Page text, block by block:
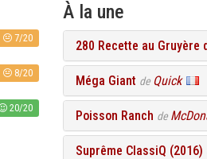
7/20
8/20
20/20
À la une
280 Recette au Gruyère
Méga Giant de Quick
Poisson Ranch de
Suprême ClassiQ (2016)